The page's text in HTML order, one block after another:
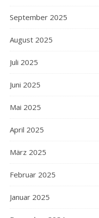
September 2025
August 2025
Juli 2025
Juni 2025
Mai 2025
April 2025
März 2025
Februar 2025
Januar 2025